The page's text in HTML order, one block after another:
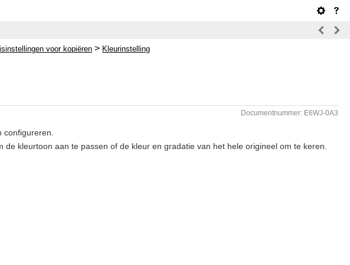
voor kopiëren > Kleurinstelling
Documentnummer: E6WJ-0A3
de kleurtoon aan te passen of de kleur en gradatie van het hele origineel om te keren.